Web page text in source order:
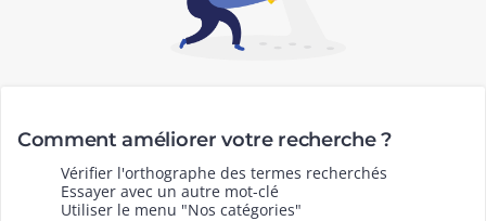
Comment améliorer votre recherche ?
Vérifier l'orthographe des termes recherchés
Essayer avec un autre mot-clé
Utiliser le menu "Nos catégories"